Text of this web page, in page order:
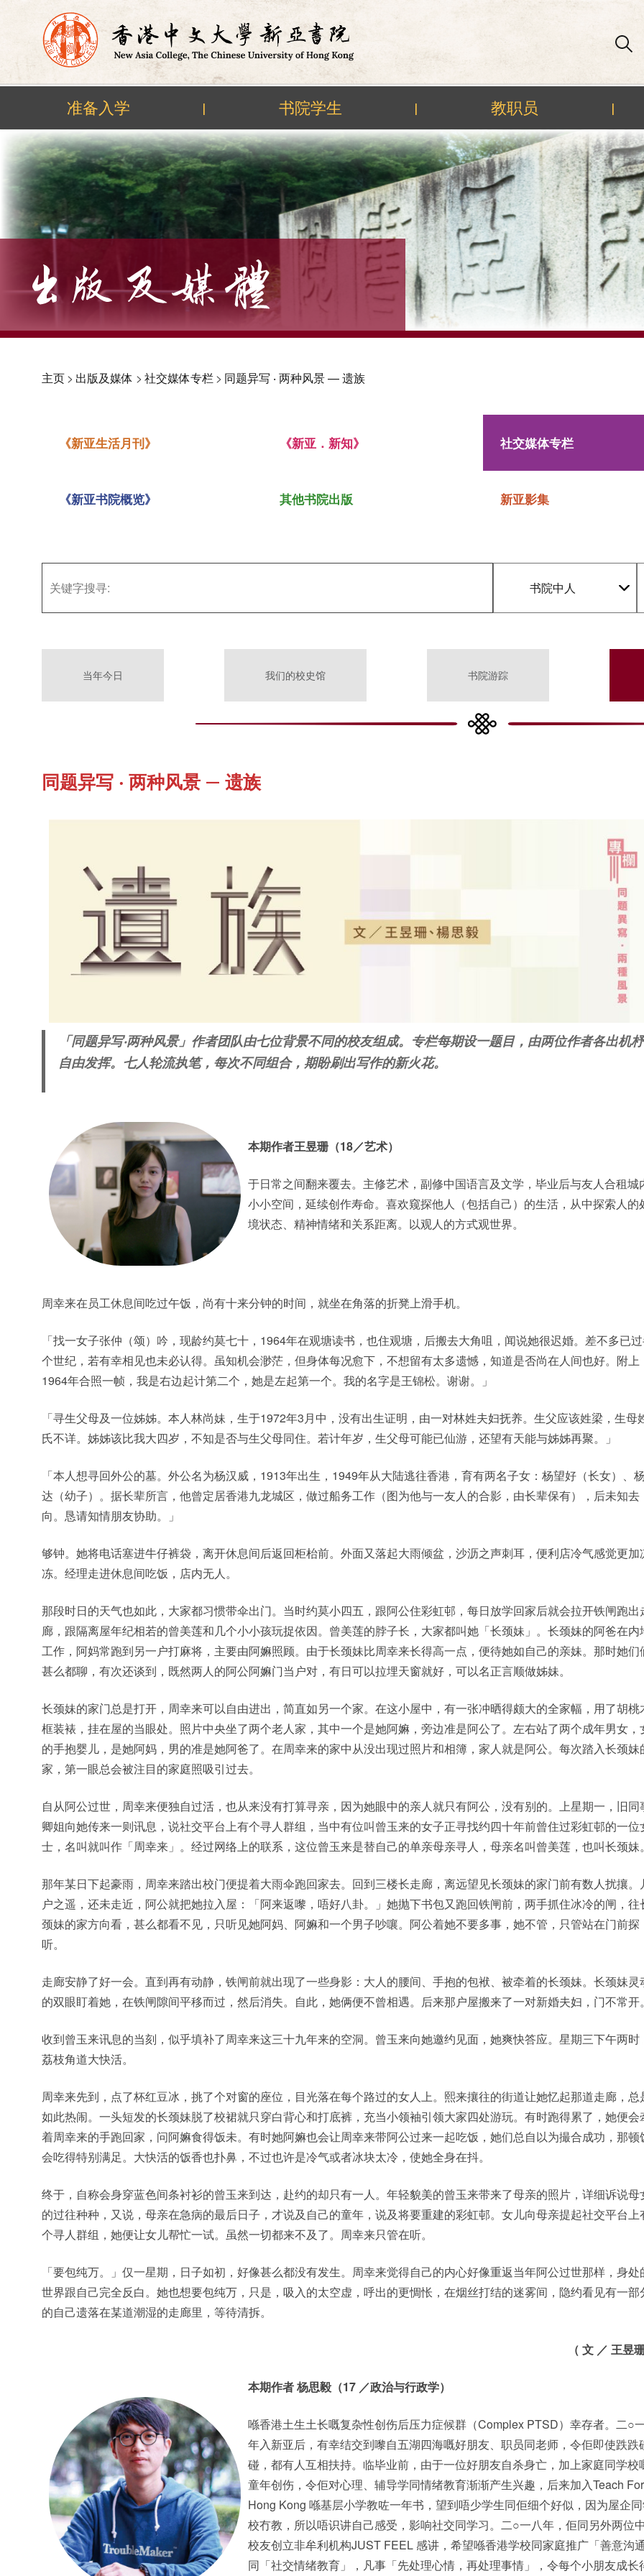
Skip
content
准备入学 | 书院学生 | 教职员 |
主页> 出版及媒体 > 社交媒体专栏> 同题异写 ‧ 两种风景 — 遗族
《新亚生活月刊》 《新亚．新知》 社交媒体专栏
《新亚书院概览》 其他书院出版 新亚影集
书院中人
当年今日 我们的校史馆 书院游踪
同题异写 ‧ 两种风景 — 遗族
「同题异写‧两种风景」作者团队由七位背景不同的校友组成。专栏每期设一题目，由两位作者各出机杼
自由发挥。七人轮流执笔，每次不同组合，期盼刷出写作的新火花。
本期作者王昱珊（18／艺术）
于日常之间翻来覆去。主修艺术，副修中国语言及文学，毕业后与友人合租城
小小空间，延续创作寿命。喜欢窥探他人（包括自己）的生活，从中探索人的
境状态、精神情绪和关系距离。以观人的方式观世界。
周幸来在员工休息间吃过午饭，尚有十来分钟的时间，就坐在角落的折凳上滑手机。
「找一女子张仲（颂）吟，现龄约莫七十，1964年在观塘读书，也住观塘，后搬去大角咀，闻说她很迟婚。差不多已
个世纪，若有幸相见也未必认得。虽知机会渺茫，但身体每况愈下，不想留有太多遗憾，知道是否尚在人间也好。附上
1964年合照一帧，我是右边起计第二个，她是左起第一个。我的名字是王锦松。谢谢。」
「寻生父母及一位姊姊。本人林尚妹，生于1972年3月中，没有出生证明，由一对林姓夫妇抚养。生父应该姓梁，生母
氏不详。姊姊该比我大四岁，不知是否与生父母同住。若计年岁，生父母可能已仙游，还望有天能与姊姊再聚。」
「本人想寻回外公的墓。外公名为杨汉威，1913年出生，1949年从大陆逃往香港，育有两名子女：杨望好（长女）、
达（幼子）。据长辈所言，他曾定居香港九龙城区，做过船务工作（图为他与一友人的合影，由长辈保有），后未知去
向。恳请知情朋友协助。」
够钟。她将电话塞进牛仔裤袋，离开休息间后返回柜枱前。外面又落起大雨倾盆，沙沥之声刺耳，便利店冷气感觉更加
冻。经理走进休息间吃饭，店内无人。
那段时日的天气也如此，大家都习惯带伞出门。当时约莫小四五，跟阿公住彩虹邨，每日放学回家后就会拉开铁闸跑出
廊，跟隔离屋年纪相若的曾美莲和几个小小孩玩捉依因。曾美莲的脖子长，大家都叫她「长颈妹」。长颈妹的阿爸在内
工作，阿妈常跑到另一户打麻将，主要由阿嫲照顾。由于长颈妹比周幸来长得高一点，便待她如自己的亲妹。那时她们
甚么都聊，有次还谈到，既然两人的阿公阿嫲门当户对，有日可以拉埋天窗就好，可以名正言顺做姊妹。
长颈妹的家门总是打开，周幸来可以自由进出，简直如另一个家。在这小屋中，有一张冲晒得颇大的全家幅，用了胡桃
框装裱，挂在屋的当眼处。照片中央坐了两个老人家，其中一个是她阿嫲，旁边准是阿公了。左右站了两个成年男女，
的手抱婴儿，是她阿妈，男的准是她阿爸了。在周幸来的家中从没出现过照片和相簿，家人就是阿公。每次踏入长颈妹
家，第一眼总会被注目的家庭照吸引过去。
自从阿公过世，周幸来便独自过活，也从来没有打算寻亲，因为她眼中的亲人就只有阿公，没有别的。上星期一，旧同
卿姐向她传来一则讯息，说社交平台上有个寻人群组，当中有位叫曾玉来的女子正寻找约四十年前曾住过彩虹邨的一位
士，名叫就叫作「周幸来」。经过网络上的联系，这位曾玉来是替自己的单亲母亲寻人，母亲名叫曾美莲，也叫长颈妹。
那年某日下起豪雨，周幸来踏出校门便提着大雨伞跑回家去。回到三楼长走廊，离远望见长颈妹的家门前有数人扰攘。
户之遥，还未走近，阿公就把她拉入屋：「阿来返嚟，唔好八卦。」她抛下书包又跑回铁闸前，两手抓住冰冷的闸，往
颈妹的家方向看，甚么都看不见，只听见她阿妈、阿嫲和一个男子吵嚷。阿公着她不要多事，她不管，只管站在门前探
听。
走廊安静了好一会。直到再有动静，铁闸前就出现了一些身影：大人的腰间、手抱的包袱、被牵着的长颈妹。长颈妹灵
的双眼盯着她，在铁闸隙间平移而过，然后消失。自此，她俩便不曾相遇。后来那户屋搬来了一对新婚夫妇，门不常开。
收到曾玉来讯息的当刻，似乎填补了周幸来这三十九年来的空洞。曾玉来向她邀约见面，她爽快答应。星期三下午两时
荔枝角道大快活。
周幸来先到，点了杯红豆冰，挑了个对窗的座位，目光落在每个路过的女人上。熙来攘往的街道让她忆起那道走廊，总
如此热闹。一头短发的长颈妹脱了校裙就只穿白背心和打底裤，充当小领袖引领大家四处游玩。有时跑得累了，她便会
着周幸来的手跑回家，问阿嫲食得饭未。有时她阿嫲也会让周幸来带阿公过来一起吃饭，她们总自以为撮合成功，那顿
会吃得特别满足。大快活的饭香也扑鼻，不过也许是冷气或者冰块太冷，使她全身在抖。
终于，自称会身穿蓝色间条衬衫的曾玉来到达，赴约的却只有一人。年轻貌美的曾玉来带来了母亲的照片，详细诉说母
的过往种种，又说，母亲在急病的最后日子，才说及自己的童年，说及将要重建的彩虹邨。女儿向母亲提起社交平台上
个寻人群组，她便让女儿帮忙一试。虽然一切都来不及了。周幸来只管在听。
「要包纯万。」仅一星期，日子如初，好像甚么都没有发生。周幸来觉得自己的内心好像重返当年阿公过世那样，身处
世界跟自己完全反白。她也想要包纯万，只是，吸入的太空虚，呼出的更惆怅，在烟丝打结的迷雾间，隐约看见有一部
的自己遗落在某道潮湿的走廊里，等待清拆。
（ 文 ／ 王昱
本期作者杨思毅（17 ／政治与行政学）
喺香港土生土长嘅复杂性创伤后压力症候群（Complex PTSD）幸存者。二○
年入新亚后，有幸结交到嚟自五湖四海嘅好朋友、职员同老师，令佢即使跌跌
碰，都有人互相扶持。临毕业前，由于一位好朋友自杀身亡，加上家庭同学校
童年创伤，令佢对心理、辅导学同情绪教育渐渐产生兴趣，后来加入Teach For
Hong Kong 喺基层小学教咗一年书，望到唔少学生同佢细个好似，因为屋企
校冇教，所以唔识讲自己感受，影响社交同学习。二○一八年，佢同另外两位
校友创立非牟利机构JUST FEEL 感讲，希望喺香港学校同家庭推广「善意沟通
同「社交情绪教育」，凡事「先处理心情，再处理事情」，令每个小朋友成长